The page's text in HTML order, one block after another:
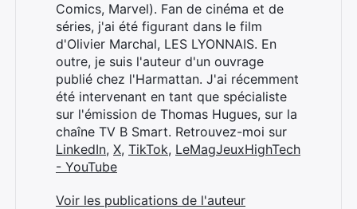
Comics, Marvel). Fan de cinéma et de
séries, j'ai été figurant dans le film
d'Olivier Marchal, LES LYONNAIS. En
outre, je suis l'auteur d'un ouvrage
publié chez l'Harmattan. J'ai récemment
été intervenant en tant que spécialiste
sur l'émission de Thomas Hugues, sur la
chaîne TV B Smart. Retrouvez-moi sur
LinkedIn, X, TikTok, LeMagJeuxHighTech
- YouTube
Voir les publications de l'auteur